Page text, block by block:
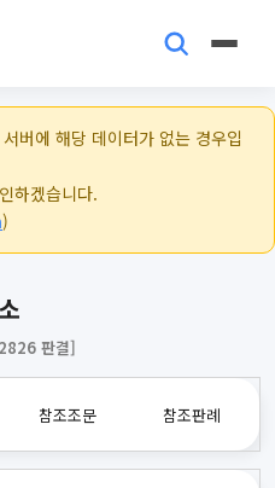
버에 해당 데이터가 없는 경우입
하겠습니다.
)
판결]
참조조문 참조판례